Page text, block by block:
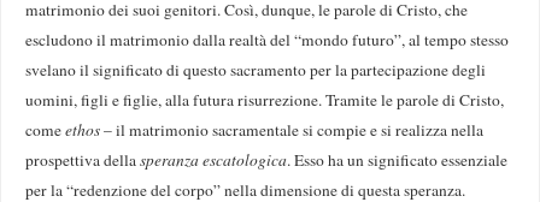
matrimonio dei suoi genitori. Così, dunque, le parole di Cristo, che
escludono il matrimonio dalla realtà del “mondo futuro”, al tempo stesso
svelano il significato di questo sacramento per la partecipazione degli
uomini, figli e figlie, alla futura risurrezione. Tramite le parole di Cristo,
comeethos– il matrimonio sacramentale si compie e si realizza nella
prospettiva dellasperanza escatologica. Esso ha un significato essenziale
per la “redenzione del corpo” nella dimensione di questa speranza.